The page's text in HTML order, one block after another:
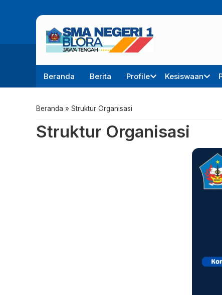
Beranda Berita Profile Kesiswaan
Beranda » Struktur Organisasi
Struktur Organisasi